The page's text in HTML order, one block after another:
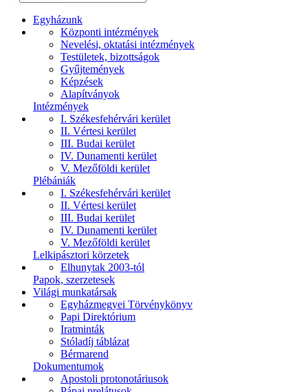
Egyházunk
Központi intézmények
Nevelési, oktatási intézmények
Testületek, bizottságok
Gyűjtemények
Képzések
Alapítványok
Intézmények
I. Székesfehérvári kerület
II. Vértesi kerület
III. Budai kerület
IV. Dunamenti kerület
V. Mezőföldi kerület
Plébániák
I. Székesfehérvári kerület
II. Vértesi kerület
III. Budai kerület
IV. Dunamenti kerület
V. Mezőföldi kerület
Lelkipásztori körzetek
Elhunytak 2003-tól
Papok, szerzetesek
Világi munkatársak
Egyházmegyei Törvénykönyv
Papi Direktórium
Iratminták
Stóladíj táblázat
Bérmarend
Dokumentumok
Apostoli protonotáriusok